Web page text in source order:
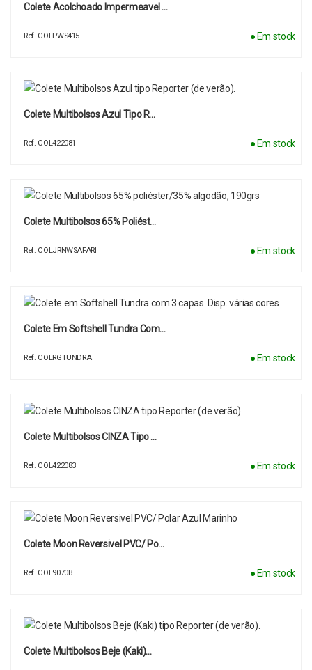
Colete Acolchoado Impermeavel …
Ref. COLPWS415 ● Em stock
Colete Multibolsos Azul Tipo R…
Ref. COL422081 ● Em stock
Colete Multibolsos 65% Poliést…
Ref. COLJRNWSAFARI ● Em stock
Colete Em Softshell Tundra Com…
Ref. COLRGTUNDRA ● Em stock
Colete Multibolsos CINZA Tipo …
Ref. COL422083 ● Em stock
Colete Moon Reversivel PVC/ Po…
Ref. COL9070B ● Em stock
Colete Multibolsos Beje (Kaki)…